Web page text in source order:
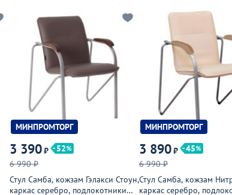
МИНПРОМТОРГ
3 390₽
52
6 990 ₽
Стул Самба, кожзам Гэлакси Стоун,
каркас серебро, подлокотники
МИНПРОМТОРГ
3 890₽
45
6 990 ₽
Стул Самба, кожзам
каркас серебро,